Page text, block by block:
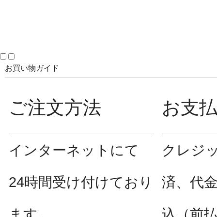
お買い物ガイド
ご注文方法
インターネットにて
24時間受け付けており
お支
クレジ
済、代